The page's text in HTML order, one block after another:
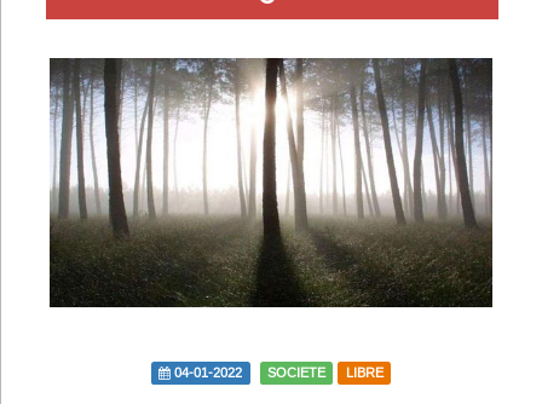
Partager
VieAsso
Infos
Divers
Abo Lettrasso
04-01-2022 SOCIETE LIBRE